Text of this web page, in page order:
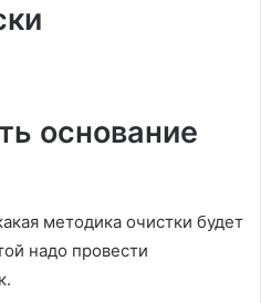
основание
методика очистки будет
надо провести